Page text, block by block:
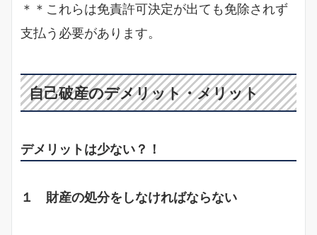
＊＊これらは免責許可決定が出ても免除されず
支払う必要があります。
自己破産のデメリット・メリット
デメリットは少ない？！
１ 財産の処分をしなければならない